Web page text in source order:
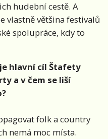
hudební cestě. A
vlastně většina festivalů
spolupráce, kdy to
hlavní cíl Štafety
a v čem se liší
folk a country
nemá moc místa.